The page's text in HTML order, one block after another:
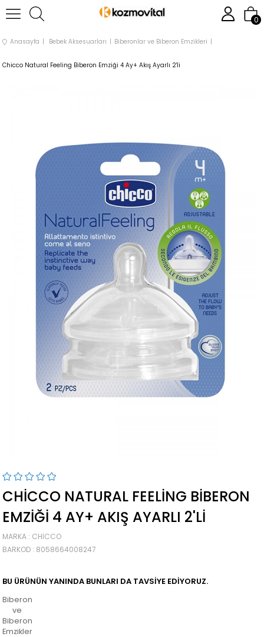
0
Anasayfa Bebek Aksesuarları Biberonlar ve Biberon Emzikleri
Chicco Natural Feeling Biberon Emziği 4 Ay+ Akış Ayarlı 2'li
CHICCO NATURAL FEELING BIBERON
EMZIĞI 4 AY+ AKIŞ AYARLI 2'LI
MARKA : CHICCO
BARKOD : 8058664008247
BU ÜRÜNÜN YANINDA BUNLARI DA TAVSIYE EDIYORUZ.
Biberonlar
ve
Biberon
Emzikleri